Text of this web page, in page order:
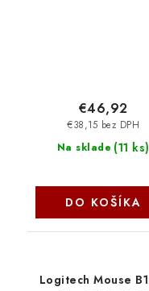
Na sklade (11 ks)
€38,15 bez DPH
€46,92
DO KOŠÍKA
Logitech Mouse